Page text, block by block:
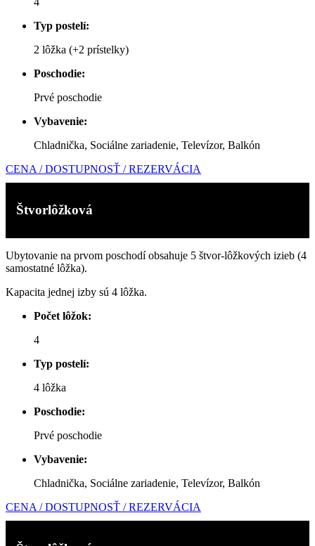
Typ postelí:
2 lôžka (+2 prístelky)
Poschodie:
Prvé poschodie
Vybavenie:
Chladnička, Sociálne zariadenie, Televízor, Balkón
CENA / DOSTUPNOSŤ / REZERVÁCIA
Štvorlôžková
Ubytovanie na prvom poschodí obsahuje 5 štvor-lôžkových izieb (4
samostatné lôžka).
Kapacita jednej izby sú 4 lôžka.
Počet lôžok:
4
Typ postelí:
4 lôžka
Poschodie:
Prvé poschodie
Vybavenie:
Chladnička, Sociálne zariadenie, Televízor, Balkón
CENA / DOSTUPNOSŤ / REZERVÁCIA